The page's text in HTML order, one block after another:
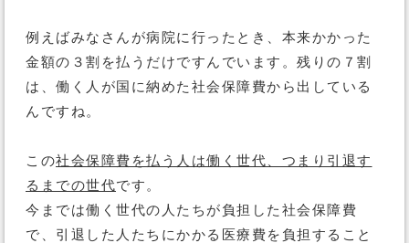
例えばみなさんが病院に行ったとき、本来かかった
金額の３割を払うだけですんでいます。残りの７割
は、働く人が国に納めた社会保障費から出している
んですね。
この社会保障費を払う人は働く世代、つまり引退す
るまでの世代です。
今までは働く世代の人たちが負担した社会保障費
で、引退した人たちにかかる医療費を負担すること